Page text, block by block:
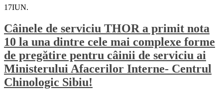
17IUN.
Câinele de serviciu THOR a primit nota
10 la una dintre cele mai complexe forme
de pregătire pentru câinii de serviciu ai
Ministerului Afacerilor Interne- Centrul
Chinologic Sibiu!